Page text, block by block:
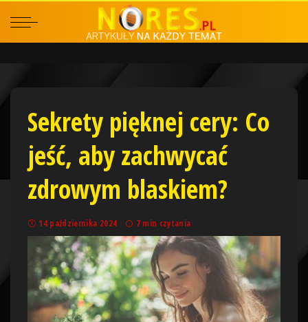
Sekrety pięknej cery: Co
jeść, aby zachwycać
zdrowym blaskiem?
14 października 2024 7 min czytania